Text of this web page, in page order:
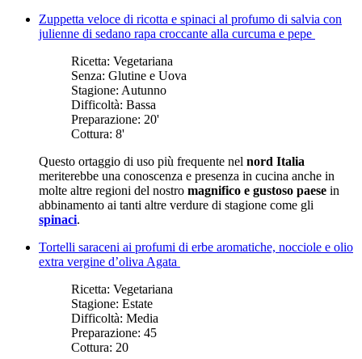
Zuppetta veloce di ricotta e spinaci al profumo di salvia con
julienne di sedano rapa croccante alla curcuma e pepe
Ricetta: Vegetariana
Senza: Glutine e Uova
Stagione: Autunno
Difficoltà: Bassa
Preparazione: 20'
Cottura: 8'
Questo ortaggio di uso più frequente nel nord Italia
meriterebbe una conoscenza e presenza in cucina anche in
molte altre regioni del nostro magnifico e gustoso paese in
abbinamento ai tanti altre verdure di stagione come gli
spinaci.
Tortelli saraceni ai profumi di erbe aromatiche, nocciole e olio
extra vergine d’oliva Agata
Ricetta: Vegetariana
Stagione: Estate
Difficoltà: Media
Preparazione: 45
Cottura: 20